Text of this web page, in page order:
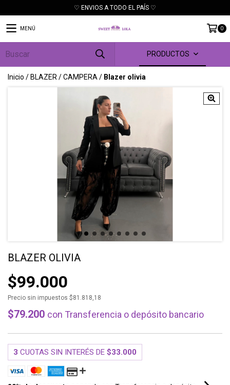
♡ ENVIOS A TODO EL PAÍS ♡
MENÚ 0
PRODUCTOS
Inicio / BLAZER / CAMPERA / Blazer olivia
BLAZER OLIVIA
$99.000
Precio sin impuestos $81.818,18
$79.200 con Transferencia o depósito bancario
3 CUOTAS SIN INTERÉS DE $33.000